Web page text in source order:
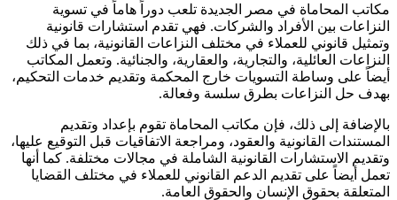
مكاتب المحاماة في مصر الجديدة تلعب دوراً هاماً في تسوية
النزاعات بين الأفراد والشركات. فهي تقدم استشارات قانونية
وتمثيل قانوني للعملاء في مختلف النزاعات القانونية، بما في ذلك
النزاعات العائلية، والتجارية، والعقارية، والجنائية. وتعمل المكاتب
أيضاً على وساطة التسويات خارج المحكمة وتقديم خدمات التحكيم،
بهدف حل النزاعات بطرق سلسة وفعالة.
بالإضافة إلى ذلك، فإن مكاتب المحاماة تقوم بإعداد وتقديم
المستندات القانونية والعقود، ومراجعة الاتفاقيات قبل التوقيع عليها،
وتقديم الاستشارات القانونية الشاملة في مجالات مختلفة. كما أنها
تعمل أيضاً على تقديم الدعم القانوني للعملاء في مختلف القضايا
المتعلقة بحقوق الإنسان والحقوق العامة.